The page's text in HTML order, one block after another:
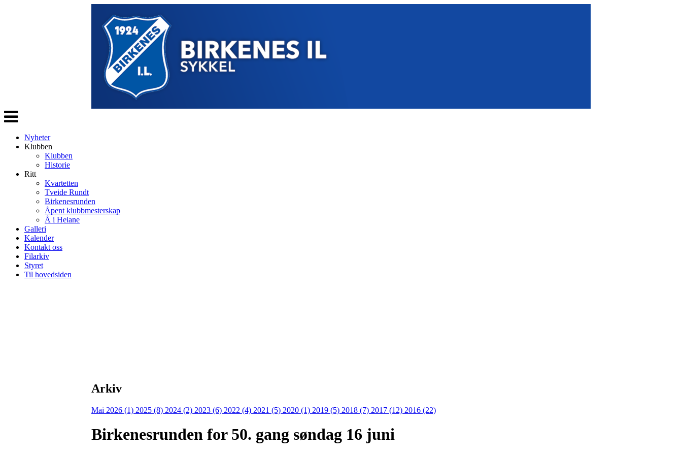
Veksle
navigasjon
Nyheter
Klubben
Klubben
Historie
Ritt
Kvartetten
Tveide Rundt
Birkenesrunden
Åpent klubbmesterskap
Å i Heiane
Galleri
Kalender
Kontakt oss
Filarkiv
Styret
Til hovedsiden
Arkiv
Mai 2026 (1) 2025 (8) 2024 (2) 2023 (6) 2022 (4) 2021 (5) 2020 (1) 2019 (5) 2018 (7) 2017 (12) 2016 (22)
Birkenesrunden for 50. gang søndag 16 juni